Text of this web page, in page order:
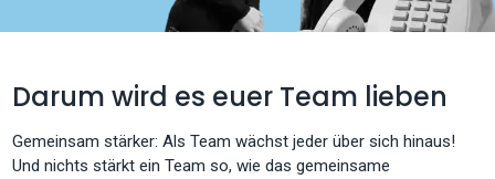
Darum wird es euer Team lieben
Gemeinsam stärker: Als Team wächst jeder über sich hinaus!
Und nichts stärkt ein Team so, wie das gemeinsame